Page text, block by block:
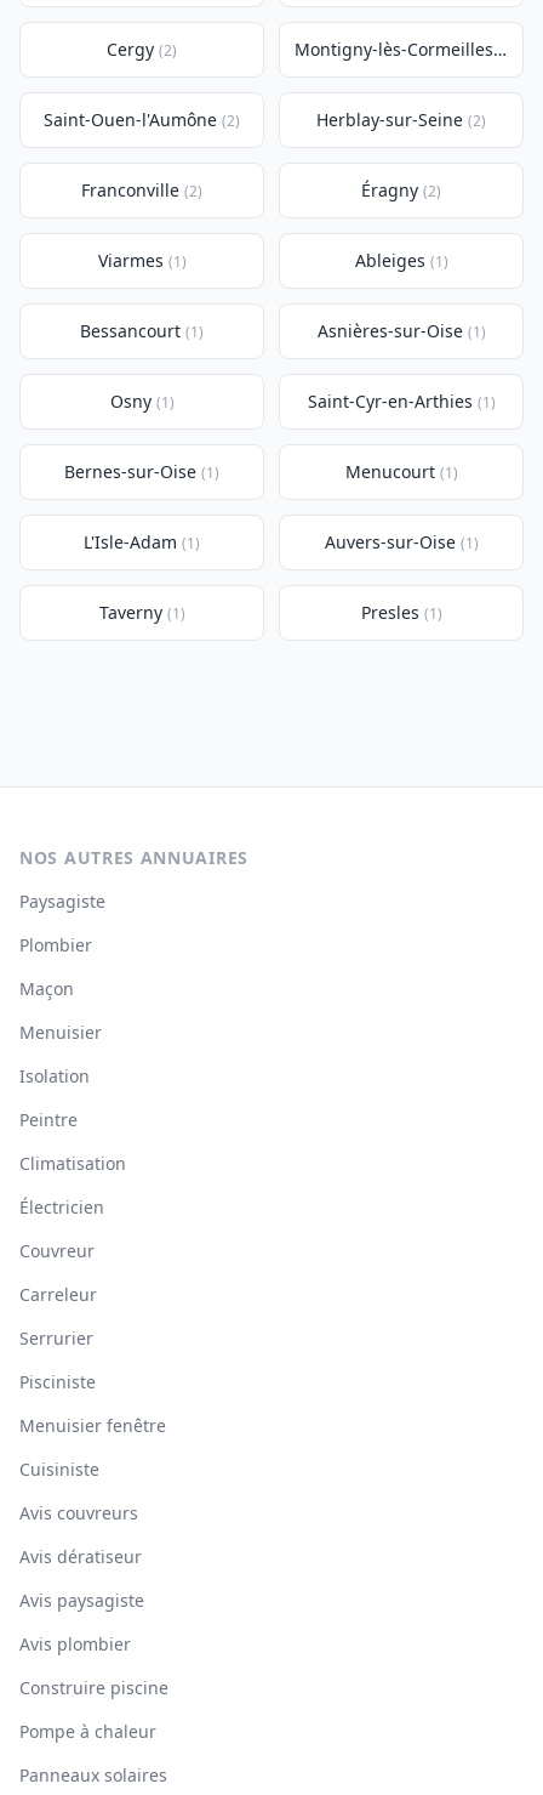
Cergy (2) Montigny-lès-Cormeilles
(2)
Saint-Ouen-l'Aumône (2) Herblay-sur-Seine (2)
Franconville (2) Éragny (2)
Viarmes (1) Ableiges (1)
Bessancourt (1) Asnières-sur-Oise (1)
Osny (1) Saint-Cyr-en-Arthies (1)
Bernes-sur-Oise (1) Menucourt (1)
L'Isle-Adam (1) Auvers-sur-Oise (1)
Taverny (1) Presles (1)
NOS AUTRES ANNUAIRES
Paysagiste
Plombier
Maçon
Menuisier
Isolation
Peintre
Climatisation
Électricien
Couvreur
Carreleur
Serrurier
Pisciniste
Menuisier fenêtre
Cuisiniste
Avis couvreurs
Avis dératiseur
Avis paysagiste
Avis plombier
Construire piscine
Pompe à chaleur
Panneaux solaires